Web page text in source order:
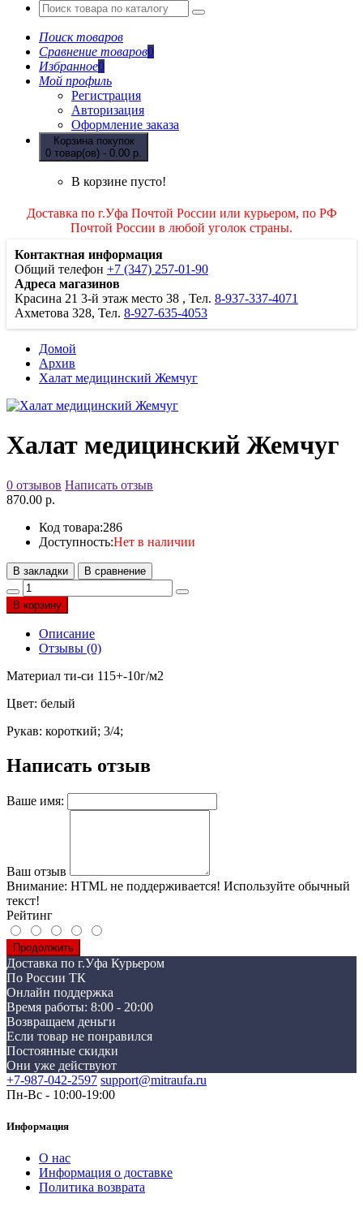
Поиск товаров
Сравнение товаров0
Избранное0
Мой профиль
Регистрация
Авторизация
Оформление заказа
Корзина покупок
0 товар(ов) - 0.00 р.
В корзине пусто!
Доставка по г.Уфа Почтой России или курьером, по РФ
Почтой России в любой уголок страны.
Контактная информация
Общий телефон +7 (347) 257-01-90
Адреса магазинов
Красина 21 3-й этаж место 38 , Тел. 8-937-337-4071
Ахметова 328, Тел. 8-927-635-4053
Домой
Архив
Халат медицинский Жемчуг
Халат медицинский Жемчуг
0 отзывов Написать отзыв
870.00 р.
Код товара:286
Доступность:Нет в наличии
В закладки В сравнение
В корзину
Описание
Отзывы (0)
Материал ти-си 115+-10г/м2
Цвет: белый
Рукав: короткий; 3/4;
Написать отзыв
Ваше имя:
Ваш отзыв
Внимание: HTML не поддерживается! Используйте обычный
текст!
Рейтинг
Продолжить
Доставка по г.Уфа Курьером
По России ТК
Онлайн поддержка
Время работы: 8:00 - 20:00
Возвращаем деньги
Если товар не понравился
Постоянные скидки
Они уже действуют
+7-987-042-2597 support@mitraufa.ru
Пн-Вс - 10:00-19:00
Информация
О нас
Информация о доставке
Политика возврата